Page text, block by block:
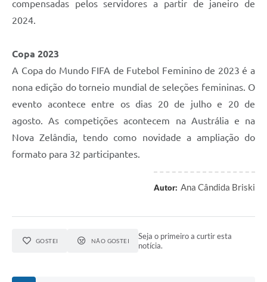
compensadas pelos servidores a partir de janeiro de
2024.
Copa 2023
A Copa do Mundo FIFA de Futebol Feminino de 2023 é a
nona edição do torneio mundial de seleções femininas. O
evento acontece entre os dias 20 de julho e 20 de
agosto. As competições acontecem na Austrália e na
Nova Zelândia, tendo como novidade a ampliação do
formato para 32 participantes.
Autor: Ana Cândida Briski
GOSTEI NÃO GOSTEI
Seja o primeiro a curtir esta
notícia.